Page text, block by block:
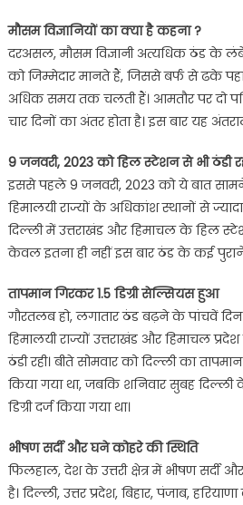
मौसम विज्ञानियों का क्या है कहना ?
दरअसल, मौसम विज्ञानी अत्यधिक ठंड के लंबे
को जिम्मेदार मानते हैं, जिससे बर्फ से ढके
अधिक समय तक चलती हैं। आमतौर पर दो
चार दिनों का अंतर होता है। इस बार यह
9 जनवरी, 2023 को हिल स्टेशन से भी ठंडी
इससे पहले 9 जनवरी, 2023 को ये बात
हिमालयी राज्यों के अधिकांश स्थानों से
दिल्ली में उत्तराखंड और हिमाचल के हिल
केवल इतना ही नहीं इस बार ठंड के कई पुराने
तापमान गिरकर 1.5 डिग्री सेल्सियस हुआ
गौरतलब हो, लगातार ठंड बढ़ने के पांचवें
हिमालयी राज्यों उत्तराखंड और हिमाचल
ठंडी रही। बीते सोमवार को दिल्ली का
किया गया था, जबकि शनिवार सुबह दिल्ली
डिग्री दर्ज किया गया था।
भीषण सर्दी और घने कोहरे की स्थिति
फिलहाल, देश के उत्तरी क्षेत्र में भीषण सर्दी
है। दिल्ली, उत्तर प्रदेश, बिहार, पंजाब,